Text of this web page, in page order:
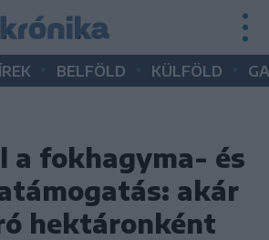
BELFÖLD KÜLFÖLD
a fokhagyma- és
akár
hektáronként